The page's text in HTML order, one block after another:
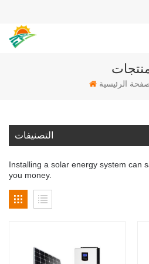
الرئيسية
التصنيفات
Installing a solar energy system can
you money.